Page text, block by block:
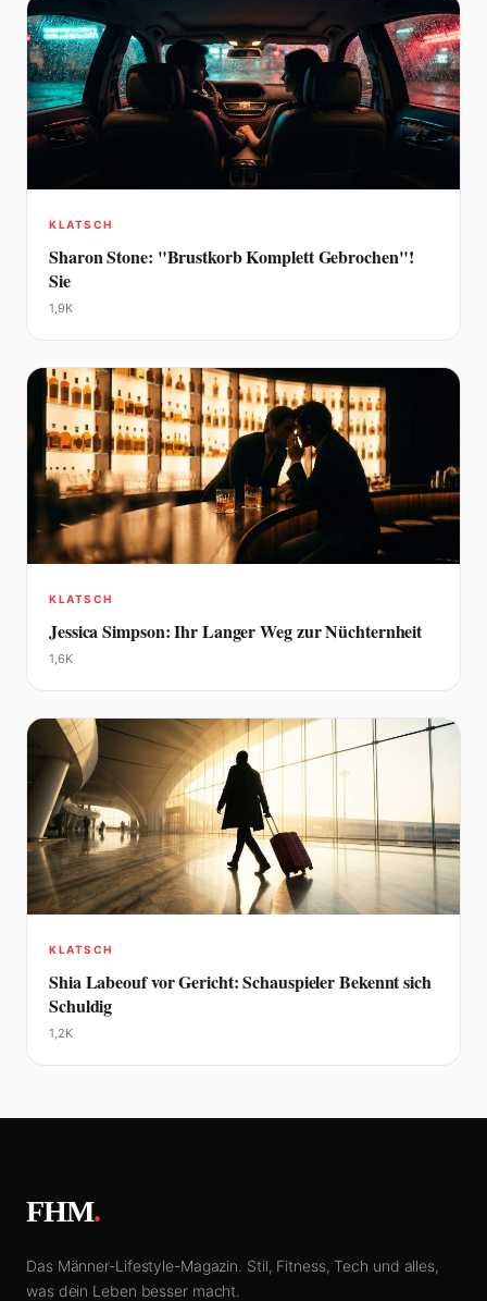
KLATSCH
Sharon Stone: "Brustkorb Komplett Gebrochen"!
Sie
1,9K
KLATSCH
Jessica Simpson: Ihr Langer Weg zur Nüchternheit
1,6K
KLATSCH
Shia Labeouf vor Gericht: Schauspieler Bekennt sich
Schuldig
1,2K
FHM.
Das Männer-Lifestyle-Magazin. Stil, Fitness, Tech und alles,
was dein Leben besser macht.